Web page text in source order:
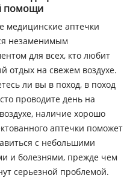
помощи
медицинские аптечки
незаменимым
для всех, кто любит
отдых на свежем воздухе.
ли вы в поход, в поход
проводите день на
наличие хорошо
аптечки поможет
с небольшими
и болезнями, прежде чем
серьезной проблемой.